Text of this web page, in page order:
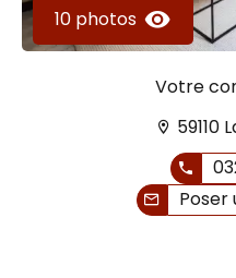
10 photos
Votre
59110
Poser